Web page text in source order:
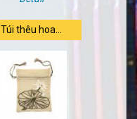
Túi thêu hoa...